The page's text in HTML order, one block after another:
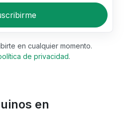
en cualquier momento.
de privacidad.
en